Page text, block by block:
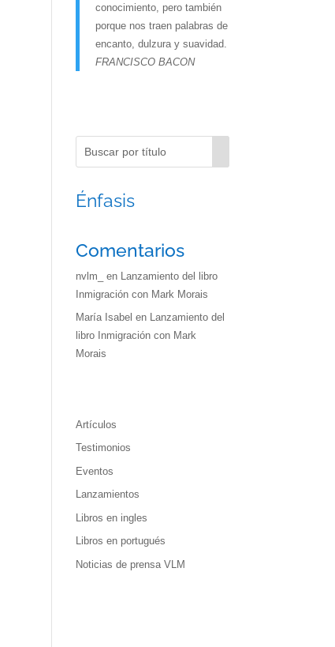
conocimiento, pero también
porque nos traen palabras de
encanto, dulzura y suavidad.
FRANCISCO BACON
Énfasis
Comentarios
nvlm_ en Lanzamiento del libro
Inmigración con Mark Morais
María Isabel en Lanzamiento del
libro Inmigración con Mark
Morais
Artículos
Testimonios
Eventos
Lanzamientos
Libros en ingles
Libros en portugués
Noticias de prensa VLM